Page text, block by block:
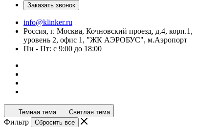
Заказать звонок
info@klinker.ru
Россия, г. Москва, Кочновский проезд, д.4, корп.1,
уровень 2, офис 1, "ЖК АЭРОБУС", м.Аэропорт
Пн - Пт: с 9:00 до 18:00
Темная тема Светлая тема
Фильтр Сбросить все